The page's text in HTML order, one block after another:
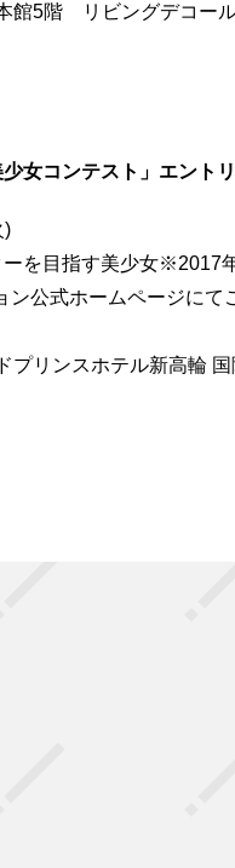
館5階 リビングデコー
女コンテスト」エントリ
)
ーを目指す美少女※2017
公式ホームページにて
リンスホテル新高輪 国